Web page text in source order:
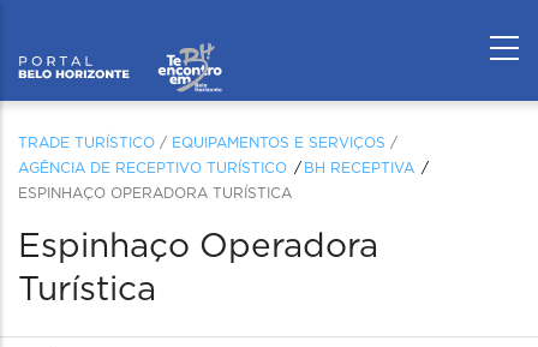
TRADE TURÍSTICO / EQUIPAMENTOS E SERVIÇOS /
AGÊNCIA DE RECEPTIVO TURÍSTICO
BH RECEPTIVA
ESPINHAÇO OPERADORA TURÍSTICA
Espinhaço Operadora
Turística